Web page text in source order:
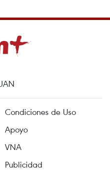
Condiciones de Uso
Apoyo
VNA
Publicidad